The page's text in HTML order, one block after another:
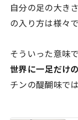
自分の足の大き
の入り方は様々
そういった意味で
世界に一足だけ
チンの醍醐味で